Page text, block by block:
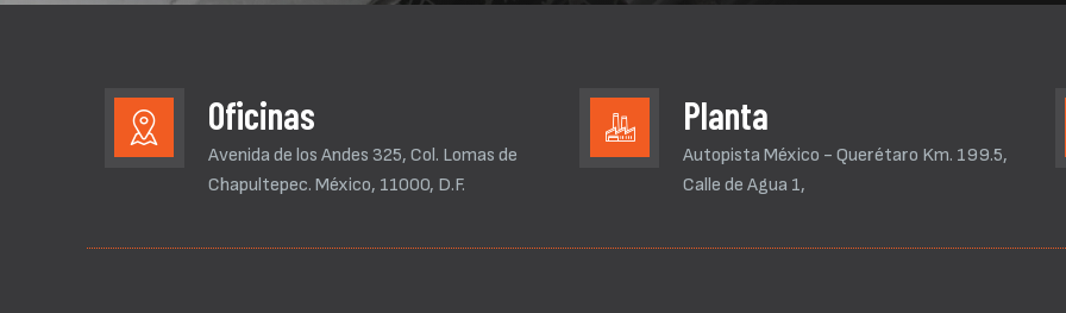
Oficinas
Avenida de los Andes 325, Col. Lomas de
Chapultepec. México, 11000, D.F.
Planta
Autopista México - Querétaro Km. 199.5,
Calle de Agua 1,